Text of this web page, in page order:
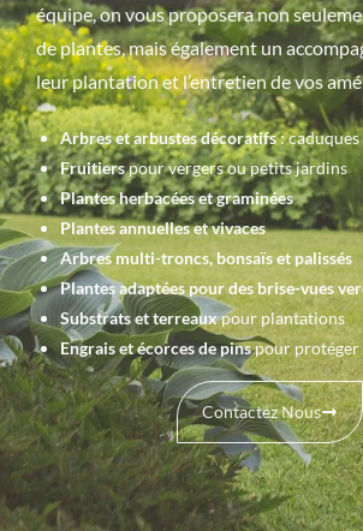
équipe, on vous proposera non
de plantes, mais également un
leur plantation et l’entretien de vos
Arbres et arbustes décoratifs:
Fruitierspour vergers ou petits jardins
Plantes herbacées et graminées
Plantes annuelles et vivaces
Arbres multi-troncs, bonsaïs et palissés
Plantes adaptées pour des brise-vues
Substrats et terreauxpour plantations
Engrais et écorces de pinspour protéger
Contactez Nous